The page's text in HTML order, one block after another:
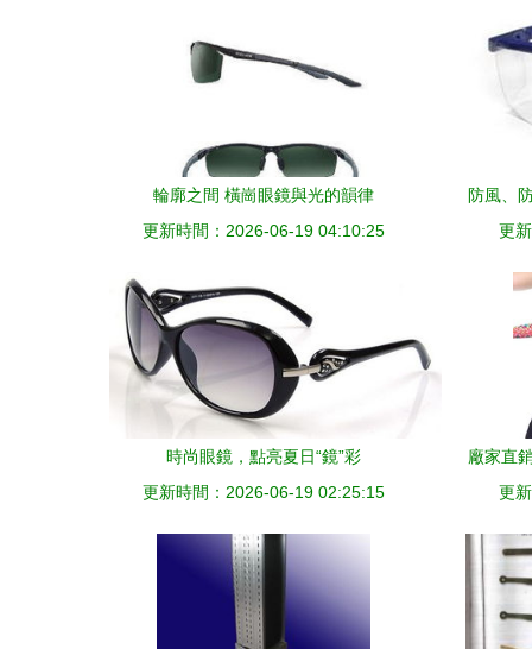
輪廓之間 橫崗眼鏡與光的韻律
更新時間：2026-06-19 04:10:25
防風、
更
時尚眼鏡，點亮夏日“鏡”彩
更新時間：2026-06-19 02:25:15
廠家直
眼神
更